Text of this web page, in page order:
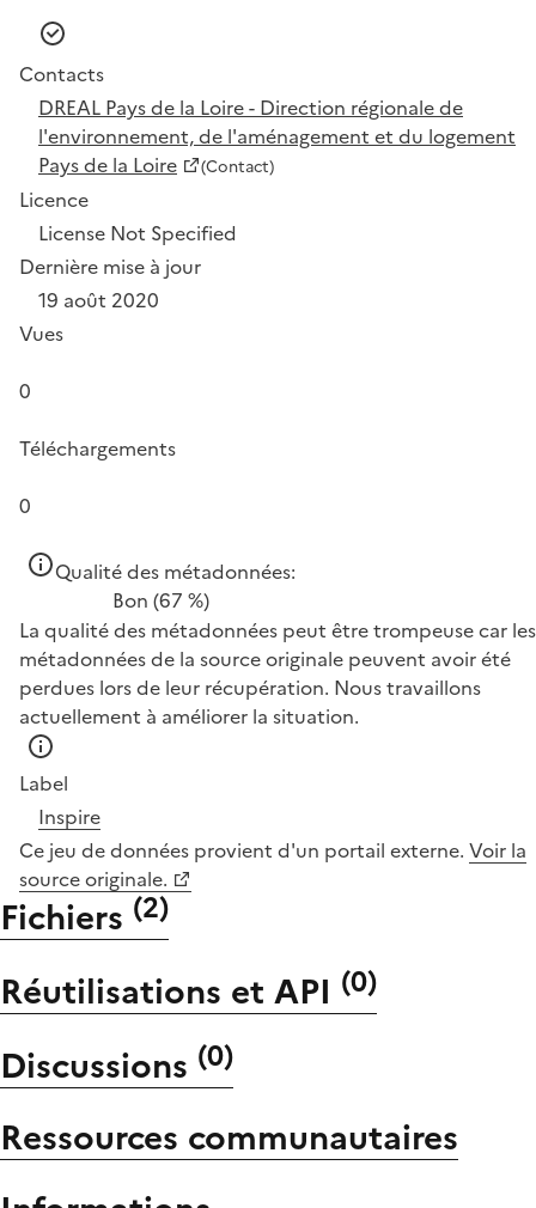
Contacts
DREAL Pays de la Loire - Direction régionale de
l'environnement, de l'aménagement et du logement
Pays de la Loire
(Contact)
Licence
License Not Specified
Dernière mise à jour
19 août 2020
Vues
0
Téléchargements
0
Qualité des métadonnées:
Bon (67 %)
La qualité des métadonnées peut être trompeuse car les
métadonnées de la source originale peuvent avoir été
perdues lors de leur récupération. Nous travaillons
actuellement à améliorer la situation.
Label
Inspire
Ce jeu de données provient d'un portail externe. Voir la
source originale.
Fichiers (2)
Réutilisations et API (0)
Discussions (0)
Ressources communautaires